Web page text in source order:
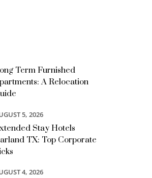
Term Furnished
A Relocation
5, 2026
Stay Hotels
TX: Top Corporate
4, 2026